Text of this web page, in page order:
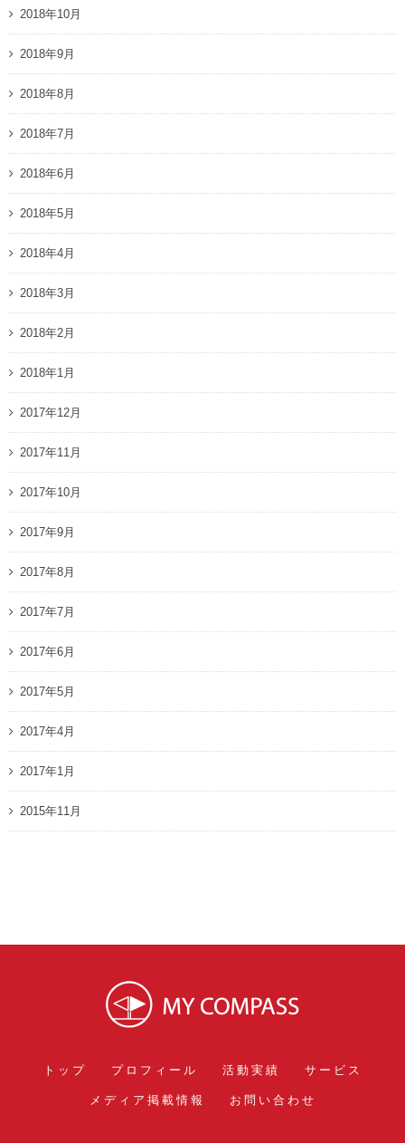
2018年10月
2018年9月
2018年8月
2018年7月
2018年6月
2018年5月
2018年4月
2018年3月
2018年2月
2018年1月
2017年12月
2017年11月
2017年10月
2017年9月
2017年8月
2017年7月
2017年6月
2017年5月
2017年4月
2017年1月
2015年11月
トップ プロフィール 活動実績 サービス
メディア掲載情報 お問い合わせ